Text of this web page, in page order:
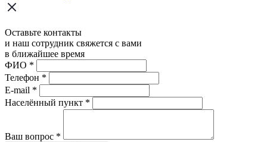
Оставьте контакты
и наш сотрудник свяжется с вами
в ближайшее время
ФИО *
Телефон *
E-mail *
Населённый пункт *
Ваш вопрос *